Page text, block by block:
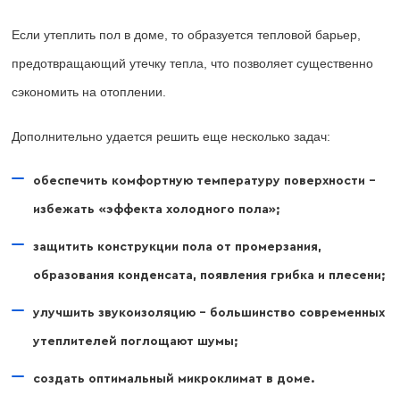
Если утеплить пол в доме, то образуется тепловой барьер,
предотвращающий утечку тепла, что позволяет существенно
сэкономить на отоплении.
Дополнительно удается решить еще несколько задач:
обеспечить комфортную температуру поверхности –
избежать «эффекта холодного пола»;
защитить конструкции пола от промерзания,
образования конденсата, появления грибка и плесени;
улучшить звукоизоляцию – большинство современных
утеплителей поглощают шумы;
создать оптимальный микроклимат в доме.